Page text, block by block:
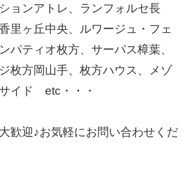
ョンアトレ、ランフォルセ長
里ヶ丘中央、ルワージュ・フェ
パティオ枚方、サーパス樟葉、
枚方岡山手、枚方ハウス、メゾ
イド etc・・・
歓迎♪お気軽にお問い合わせくだ